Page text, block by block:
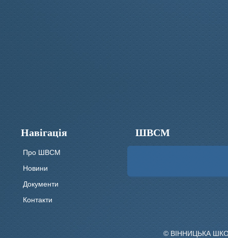
Навігація
Про ШВСМ
Новини
Документи
Контакти
ШВСМ
© ВІННИЦЬКА